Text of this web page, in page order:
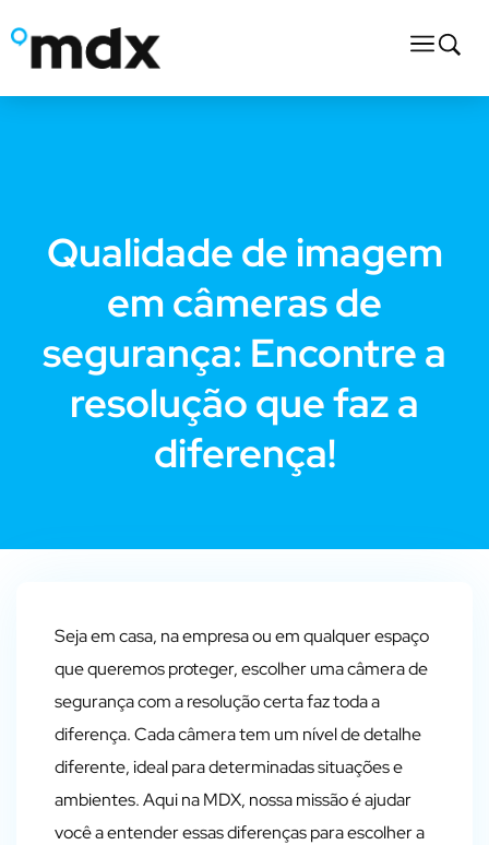
Qualidade de imagem
em câmeras de
segurança: Encontre a
resolução que faz a
diferença!
Seja em casa, na empresa ou em qualquer espaço
que queremos proteger, escolher uma câmera de
segurança com a resolução certa faz toda a
diferença. Cada câmera tem um nível de detalhe
diferente, ideal para determinadas situações e
ambientes. Aqui na MDX, nossa missão é ajudar
você a entender essas diferenças para escolher a